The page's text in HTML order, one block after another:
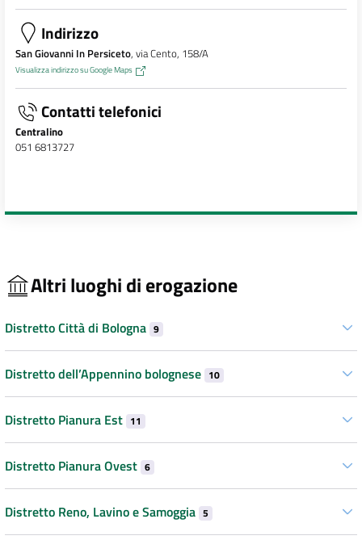
Indirizzo
San Giovanni In Persiceto, via Cento, 158/A
Visualizza indirizzo su Google Maps
Contatti telefonici
Centralino
051 6813727
Altri luoghi di erogazione
Distretto Città di Bologna 9
Distretto dell’Appennino bolognese 10
Distretto Pianura Est 11
Distretto Pianura Ovest 6
Distretto Reno, Lavino e Samoggia 5